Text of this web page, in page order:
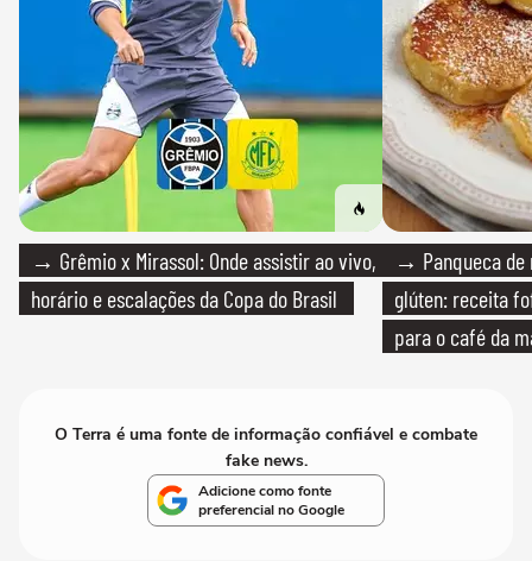
→ Grêmio x Mirassol: Onde assistir ao vivo,
horário e escalações da Copa do Brasil
→ Panqueca de
glúten: receita
para o café da
O Terra é uma fonte de informação confiável e combate
fake news.
Adicione como fonte
preferencial no Google